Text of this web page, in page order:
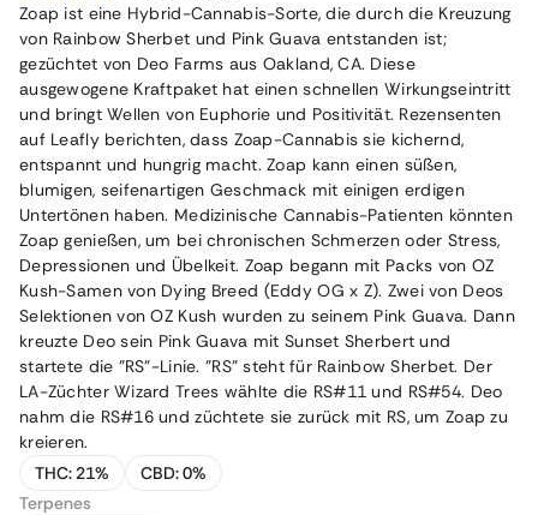
Zoap ist eine Hybrid-Cannabis-Sorte, die durch die Kreuzung
von Rainbow Sherbet und Pink Guava entstanden ist;
gezüchtet von Deo Farms aus Oakland, CA. Diese
ausgewogene Kraftpaket hat einen schnellen Wirkungseintritt
und bringt Wellen von Euphorie und Positivität. Rezensenten
auf Leafly berichten, dass Zoap-Cannabis sie kichernd,
entspannt und hungrig macht. Zoap kann einen süßen,
blumigen, seifenartigen Geschmack mit einigen erdigen
Untertönen haben. Medizinische Cannabis-Patienten könnten
Zoap genießen, um bei chronischen Schmerzen oder Stress,
Depressionen und Übelkeit. Zoap begann mit Packs von OZ
Kush-Samen von Dying Breed (Eddy OG x Z). Zwei von Deos
Selektionen von OZ Kush wurden zu seinem Pink Guava. Dann
kreuzte Deo sein Pink Guava mit Sunset Sherbert und
startete die "RS"-Linie. "RS" steht für Rainbow Sherbet. Der
LA-Züchter Wizard Trees wählte die RS#11 und RS#54. Deo
nahm die RS#16 und züchtete sie zurück mit RS, um Zoap zu
kreieren.
THC:21% CBD:0%
Terpenes